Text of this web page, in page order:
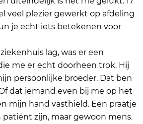
veel plezier gewerkt op afdeling
je echt iets betekenen voor
lag, was er een
me er echt doorheen trok. Hij
persoonlijke broeder. Dat ben
dat iemand even bij me op het
mijn hand vasthield. Een praatje
patiënt zijn, maar gewoon mens.